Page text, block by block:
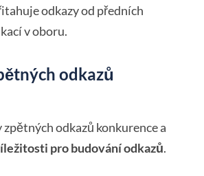
odkazy od předních
v oboru.
odkazů
odkazů konkurence a
pro budování odkazů.